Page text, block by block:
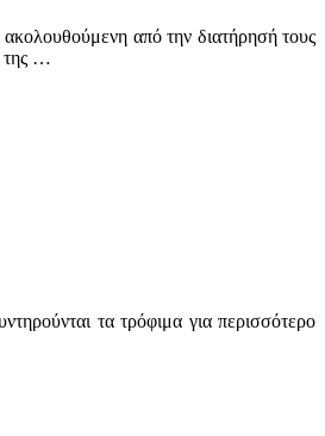
από την διατήρησή τους
της …
τα τρόφιμα για περισσότερο